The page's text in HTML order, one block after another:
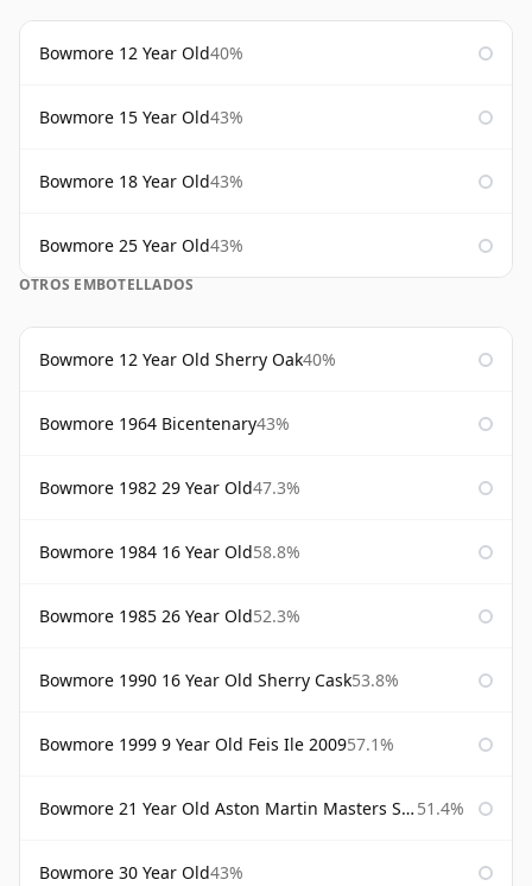
Bowmore 12 Year Old40%
Bowmore 15 Year Old43%
Bowmore 18 Year Old43%
Bowmore 25 Year Old43%
OTROS EMBOTELLADOS
Bowmore 12 Year Old Sherry Oak40%
Bowmore 1964 Bicentenary43%
Bowmore 1982 29 Year Old47.3%
Bowmore 1984 16 Year Old58.8%
Bowmore 1985 26 Year Old52.3%
Bowmore 1990 16 Year Old Sherry Cask53.8%
Bowmore 1999 9 Year Old Feis Ile 200957.1%
Bowmore 21 Year Old Aston Martin Masters Selection 2024 51.4%
Bowmore 30 Year Old43%